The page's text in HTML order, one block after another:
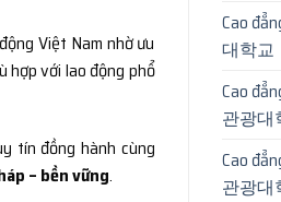
Việt Nam nhờ ưu
hợp với lao động phổ
tín đồng hành cùng
– bền vững.
Cao
대학교
Cao
관광대
Cao
관광대